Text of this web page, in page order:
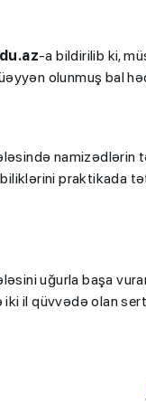
-a bildirilib ki,
olunmuş bal
namizədlərin
praktikada
uğurla başa
iki il qüvvədə olan